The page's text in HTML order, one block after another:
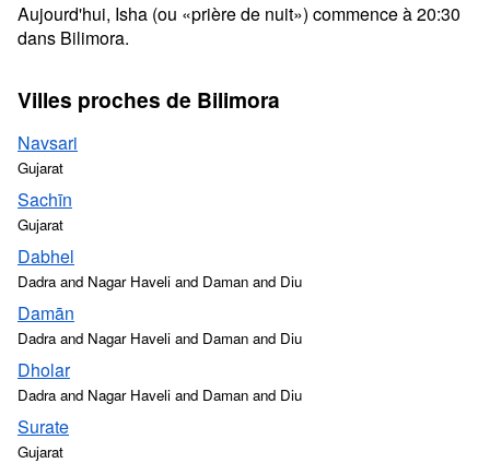
Aujourd'hui, Isha (ou «prière de nuit») commence à 20:30
dans Bilimora.
Villes proches de Bilimora
Navsari
Gujarat
Sachīn
Gujarat
Dabhel
Dadra and Nagar Haveli and Daman and Diu
Damān
Dadra and Nagar Haveli and Daman and Diu
Dholar
Dadra and Nagar Haveli and Daman and Diu
Surate
Gujarat